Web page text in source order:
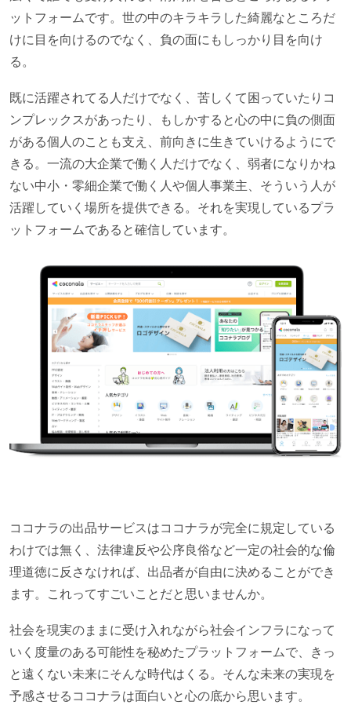
ットフォームです。世の中のキラキラした綺麗なところだ
けに目を向けるのでなく、負の面にもしっかり目を向け
る。
既に活躍されてる人だけでなく、苦しくて困っていたりコ
ンプレックスがあったり、もしかすると心の中に負の側面
がある個人のことも支え、前向きに生きていけるようにで
きる。一流の大企業で働く人だけでなく、弱者になりかね
ない中小・零細企業で働く人や個人事業主、そういう人が
活躍していく場所を提供できる。それを実現しているプラ
ットフォームであると確信しています。
ココナラの出品サービスはココナラが完全に規定している
わけでは無く、法律違反や公序良俗など一定の社会的な倫
理道徳に反さなければ、出品者が自由に決めることができ
ます。これってすごいことだと思いませんか。
社会を現実のままに受け入れながら社会インフラになって
いく度量のある可能性を秘めたプラットフォームで、きっ
と遠くない未来にそんな時代はくる。そんな未来の実現を
予感させるココナラは面白いと心の底から思います。